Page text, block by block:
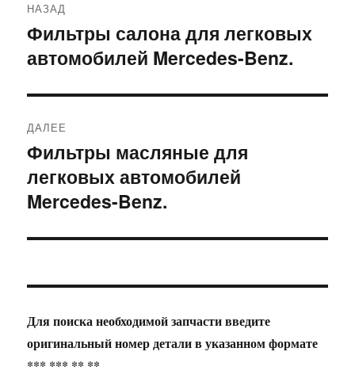
по
записям
НАЗАД
Предыдущая
запись:
Фильтры салона для легковых
автомобилей Mercedes-Benz.
ДАЛЕЕ
Следующая
запись:
Фильтры масляные для
легковых автомобилей
Mercedes-Benz.
Для поиска необходимой запчасти введите
оригинальный номер детали в указанном формате